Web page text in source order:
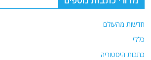
חדשות מהעולם
כללי
כתבות היסטוריה